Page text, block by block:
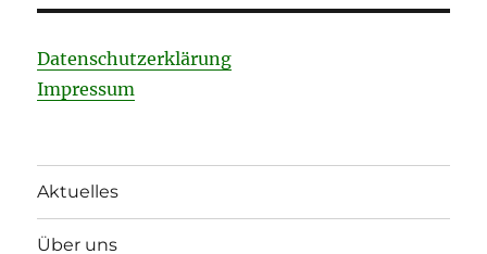
Datenschutzerklärung
Impressum
Aktuelles
Über uns